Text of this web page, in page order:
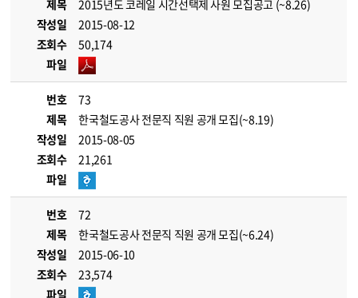
제목
2015년도 코레일 시간선택제 사원 모집공고 (~8.26)
작성일
2015-08-12
조회수
50,174
파일
번호
73
제목
한국철도공사 전문직 직원 공개 모집(~8.19)
작성일
2015-08-05
조회수
21,261
파일
번호
72
제목
한국철도공사 전문직 직원 공개 모집(~6.24)
작성일
2015-06-10
조회수
23,574
파일